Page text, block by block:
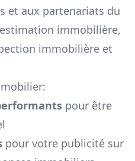
et aux partenariats du
immobilière,
immobilière et
pour être
pour votre publicité sur